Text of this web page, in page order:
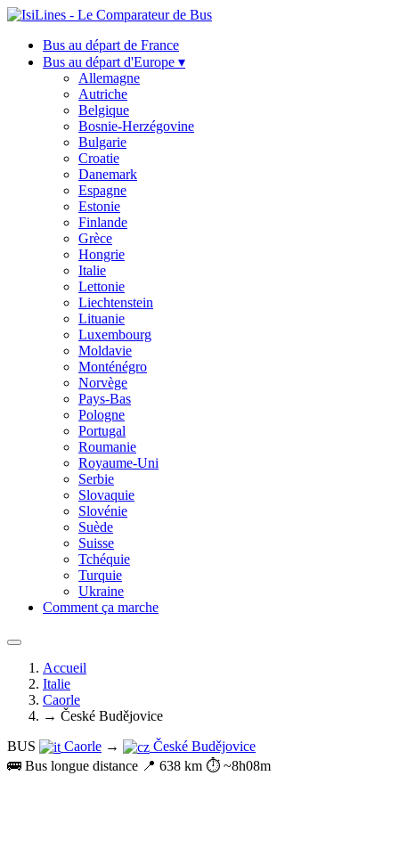
Bus au départ de France
Bus au départ d'Europe ▾
Allemagne
Autriche
Belgique
Bosnie-Herzégovine
Bulgarie
Croatie
Danemark
Espagne
Estonie
Finlande
Grèce
Hongrie
Italie
Lettonie
Liechtenstein
Lituanie
Luxembourg
Moldavie
Monténégro
Norvège
Pays-Bas
Pologne
Portugal
Roumanie
Royaume-Uni
Serbie
Slovaquie
Slovénie
Suède
Suisse
Tchéquie
Turquie
Ukraine
Comment ça marche
Accueil
Italie
Caorle
→ České Budějovice
BUS
Caorle →
České Budějovice
🚌 Bus longue distance 📍 638 km ⏱️ ~8h08m